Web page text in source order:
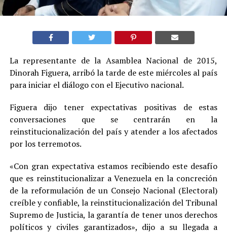
La representante de la Asamblea Nacional de 2015,
Dinorah Figuera, arribó la tarde de este miércoles al país
para iniciar el diálogo con el Ejecutivo nacional.
Figuera dijo tener expectativas positivas de estas
conversaciones que se centrarán en la
reinstitucionalización del país y atender a los afectados
por los terremotos.
«Con gran expectativa estamos recibiendo este desafío
que es reinstitucionalizar a Venezuela en la concreción
de la reformulación de un Consejo Nacional (Electoral)
creíble y confiable, la reinstitucionalización del Tribunal
Supremo de Justicia, la garantía de tener unos derechos
políticos y civiles garantizados», dijo a su llegada a